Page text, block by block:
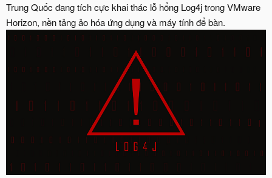
Trung Quốc đang tích cực khai thác lỗ hổng Log4j trong VMware
Horizon, nền tảng ảo hóa ứng dụng và máy tính để bàn.